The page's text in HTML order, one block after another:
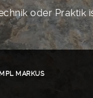
oder Praktik
MARKUS